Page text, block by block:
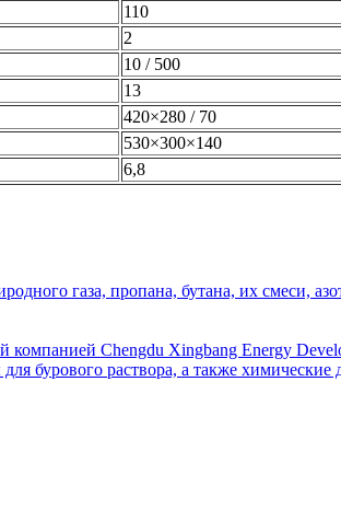
110
2
10 / 500
13
420×280 / 70
530×300×140
6,8
газа, пропана, бутана, их смеси,
Chengdu Xingbang Energy
бурового раствора, а также химические